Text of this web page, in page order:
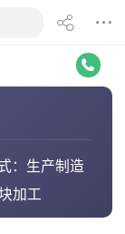
： 生产制造
加工